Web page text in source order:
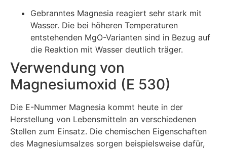
Gebranntes Magnesia reagiert sehr stark mit
Wasser. Die bei höheren Temperaturen
entstehenden MgO-Varianten sind in Bezug auf
die Reaktion mit Wasser deutlich träger.
Verwendung von
Magnesiumoxid (E 530)
Die E-Nummer Magnesia kommt heute in der
Herstellung von Lebensmitteln an verschiedenen
Stellen zum Einsatz. Die chemischen Eigenschaften
des Magnesiumsalzes sorgen beispielsweise dafür,